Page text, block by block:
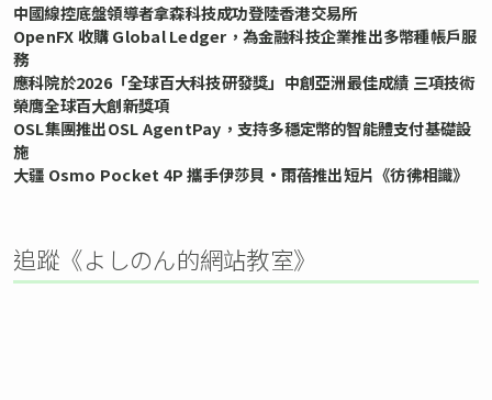
中國線控底盤領導者拿森科技成功登陸香港交易所
OpenFX 收購 Global Ledger，為金融科技企業推出多幣種帳戶服
務
應科院於2026「全球百大科技研發獎」中創亞洲最佳成績 三項技術
榮膺全球百大創新獎項
OSL集團推出OSL AgentPay，支持多穩定幣的智能體支付基礎設
施
大疆 Osmo Pocket 4P 攜手伊莎貝•雨蓓推出短片《彷彿相識》
追蹤《よしのん的網站教室》